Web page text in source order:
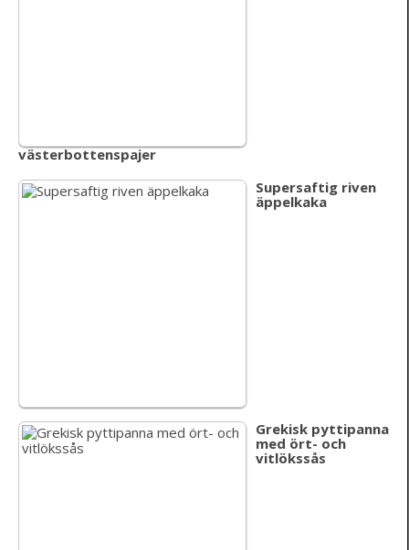
västerbottenspajer
Supersaftig riven
äppelkaka
Grekisk pyttipanna
med ört- och
vitlökssås